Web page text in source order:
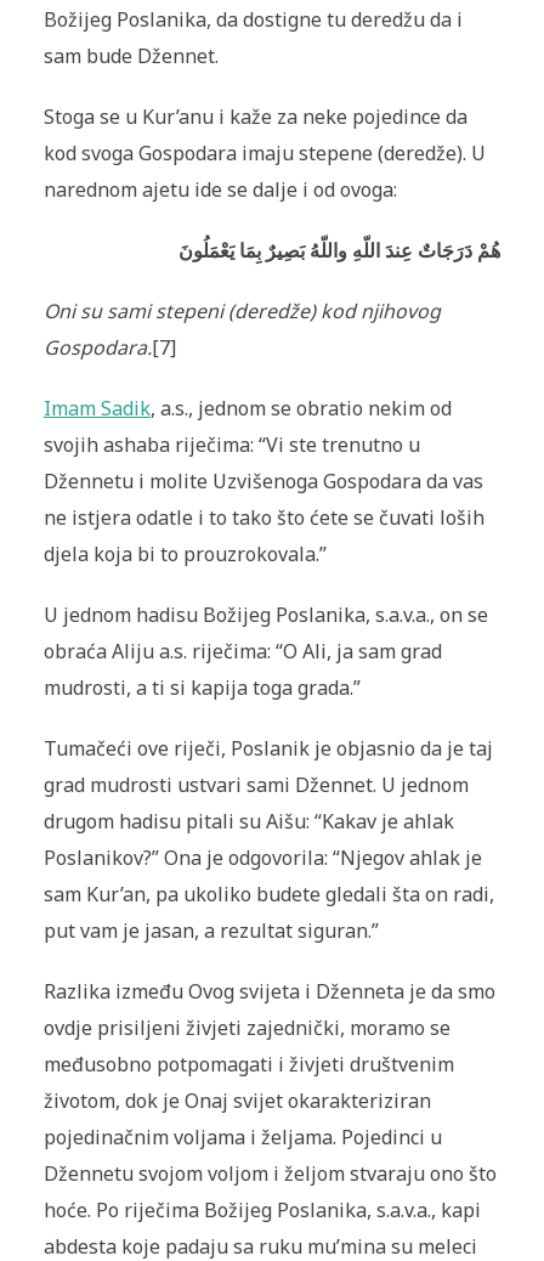
Božijeg Poslanika, da dostigne tu deredžu da i
sam bude Džennet.
Stoga se u Kur’anu i kaže za neke pojedince da
kod svoga Gospodara imaju stepene (deredže). U
narednom ajetu ide se dalje i od ovoga:
هُمْ دَرَجَاتٌ عِندَ اللّهِ واللّهُ بَصِيرٌ بِمَا يَعْمَلُونَ
Oni su sami stepeni (deredže) kod njihovog
Gospodara.[7]
Imam Sadik, a.s., jednom se obratio nekim od
svojih ashaba riječima: “Vi ste trenutno u
Džennetu i molite Uzvišenoga Gospodara da vas
ne istjera odatle i to tako što ćete se čuvati loših
djela koja bi to prouzrokovala.”
U jednom hadisu Božijeg Poslanika, s.a.v.a., on se
obraća Aliju a.s. riječima: “O Ali, ja sam grad
mudrosti, a ti si kapija toga grada.”
Tumačeći ove riječi, Poslanik je objasnio da je taj
grad mudrosti ustvari sami Džennet. U jednom
drugom hadisu pitali su Aišu: “Kakav je ahlak
Poslanikov?” Ona je odgovorila: “Njegov ahlak je
sam Kur’an, pa ukoliko budete gledali šta on radi,
put vam je jasan, a rezultat siguran.”
Razlika između Ovog svijeta i Dženneta je da smo
ovdje prisiljeni živjeti zajednički, moramo se
međusobno potpomagati i živjeti društvenim
životom, dok je Onaj svijet okarakteriziran
pojedinačnim voljama i željama. Pojedinci u
Džennetu svojom voljom i željom stvaraju ono što
hoće. Po riječima Božijeg Poslanika, s.a.v.a., kapi
abdesta koje padaju sa ruku mu’mina su meleci